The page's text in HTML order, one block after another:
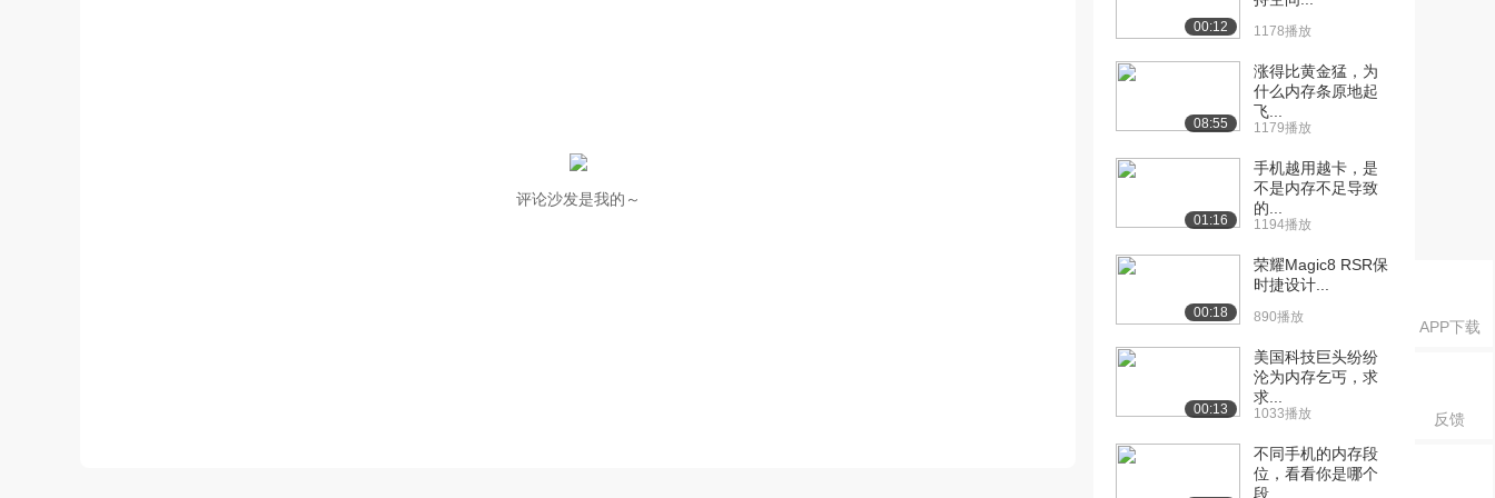
APP下载
反馈
评论沙发是我的～
00:12 1178播放
08:55
涨得比黄金猛，为
什么内存条原地起
飞...
1179播放
01:16
手机越用越卡，是
不是内存不足导致
的...
1194播放
00:18
荣耀Magic8 RSR保
时捷设计...
890播放
00:13
美国科技巨头纷纷
沦为内存乞丐，求
求...
1033播放
不同手机的内存段
位，看看你是哪个
段...